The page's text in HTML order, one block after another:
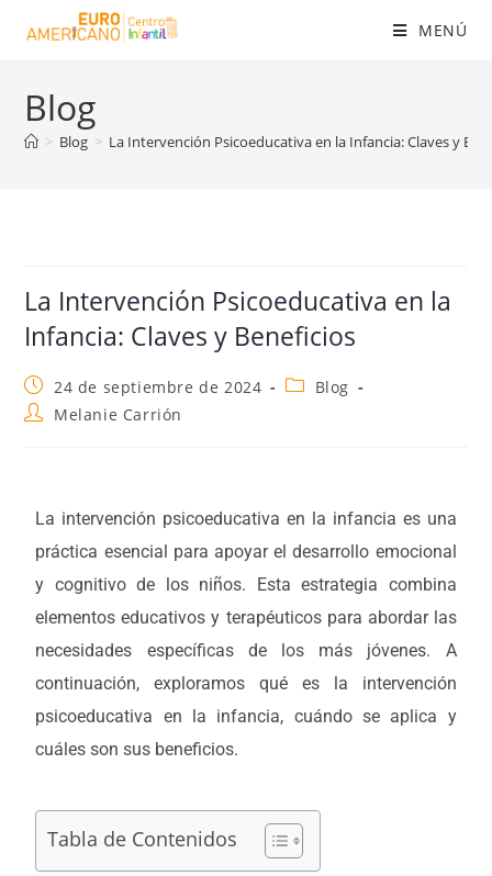
MENÚ
Blog
> Blog > La Intervención Psicoeducativa en la Infancia: Claves y
La Intervención Psicoeducativa en la
Infancia: Claves y Beneficios
24 de septiembre de 2024
Blog
Melanie Carrión
La intervención psicoeducativa en la infancia es una
práctica esencial para apoyar el desarrollo emocional
y cognitivo de los niños. Esta estrategia combina
elementos educativos y terapéuticos para abordar las
necesidades específicas de los más jóvenes. A
continuación, exploramos qué es la intervención
psicoeducativa en la infancia, cuándo se aplica y
cuáles son sus beneficios.
Tabla de Contenidos